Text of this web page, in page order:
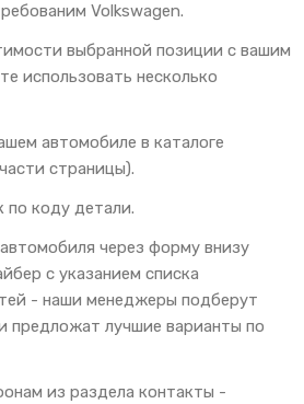
Volkswagen.
выбранной позиции с вашим
использовать несколько
автомобиле в каталоге
страницы).
по коду детали.
через форму внизу
с указанием списка
- наши менеджеры подберут
предложат лучшие варианты по
из раздела контакты -